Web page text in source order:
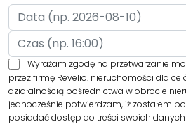
Wyrażam zgodę na przetwarzanie
przez firmę Revelio. nieruchomości dla
działalnością pośrednictwa w obrocie
jednocześnie potwierdzam, iż zostałem
posiadać dostęp do treści swoich